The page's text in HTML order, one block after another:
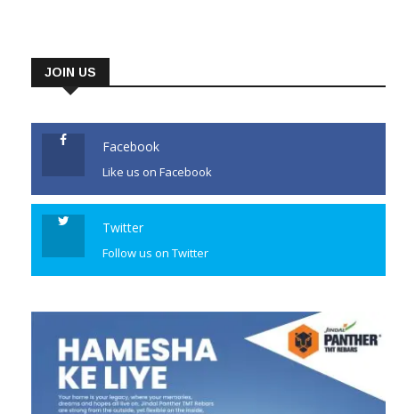
JOIN US
Facebook
Like us on Facebook
Twitter
Follow us on Twitter